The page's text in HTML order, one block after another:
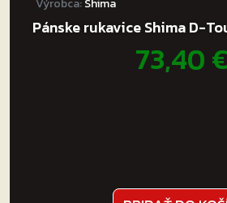
Výrobca:Shima
Pánske rukavice Shima D-
73,40€